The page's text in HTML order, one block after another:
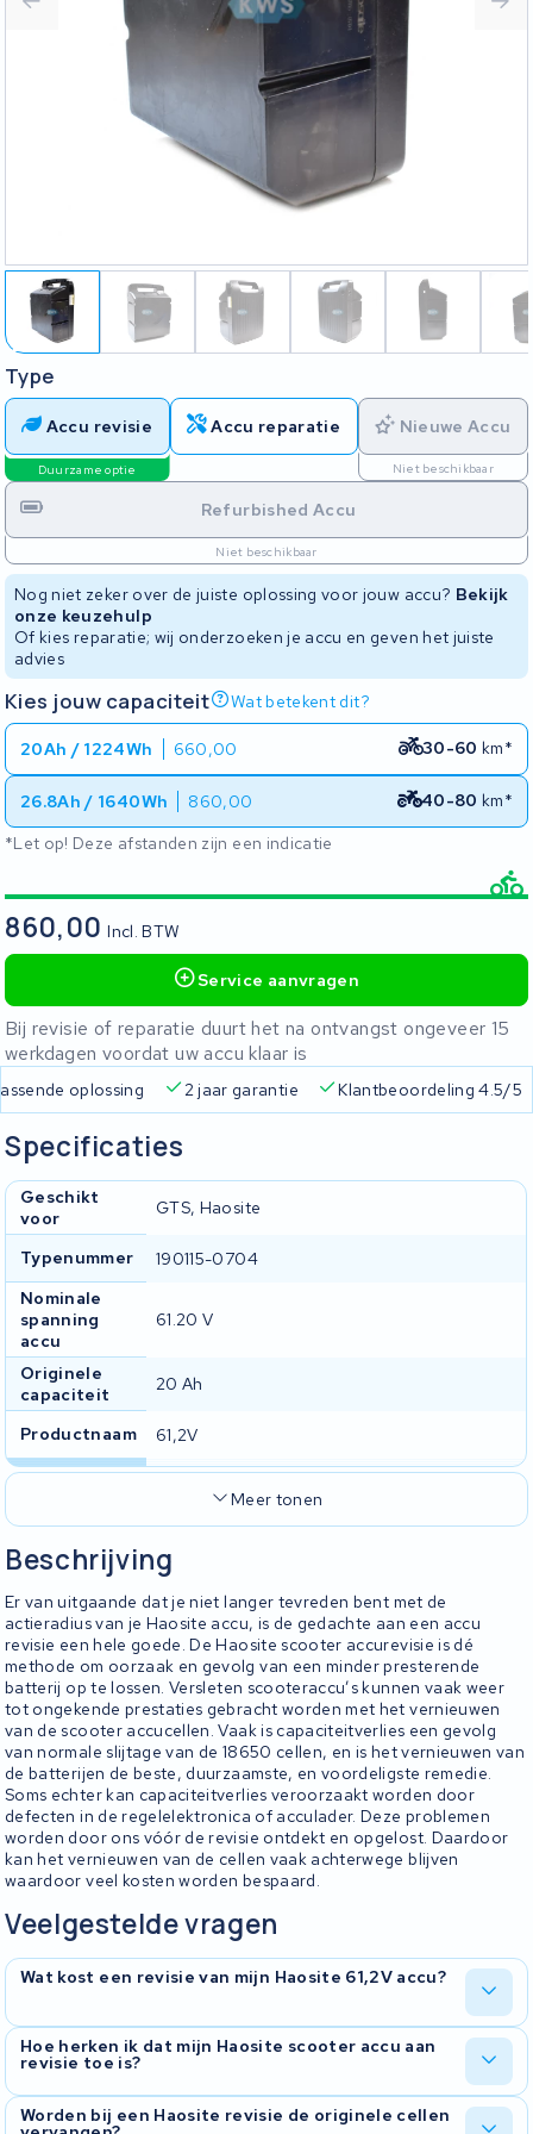
Type
Accu revisie
Duurzame optie
Accu reparatie Nieuwe Accu
Niet beschikbaar
Refurbished Accu
Niet beschikbaar
Nog niet zeker over de juiste oplossing voor jouw accu? Bekijk
onze keuzehulp
Of kies reparatie; wij onderzoeken je accu en geven het juiste
advies
Kies jouw capaciteit Wat betekent dit?
20Ah / 1224Wh 660,00 30-60 km*
26.8Ah / 1640Wh 860,00 40-80 km*
*Let op! Deze afstanden zijn een indicatie
860,00Incl. BTW
Service aanvragen
Bij revisie of reparatie duurt het na ontvangst ongeveer 15
werkdagen voordat uw accu klaar is
Gratis verzending Altijd een passende oplossing 2
Beschrijving
Er van uitgaande dat je niet langer tevreden bent met de
actieradius van je Haosite accu, is de gedachte aan een accu
revisie een hele goede. De Haosite scooter accurevisie is dé
methode om oorzaak en gevolg van een minder presterende
batterij op te lossen. Versleten scooteraccu’s kunnen vaak weer
tot ongekende prestaties gebracht worden met het vernieuwen
van de scooter accucellen. Vaak is capaciteitverlies een gevolg
van normale slijtage van de 18650 cellen, en is het vernieuwen van
de batterijen de beste, duurzaamste, en voordeligste remedie.
Soms echter kan capaciteitverlies veroorzaakt worden door
defecten in de regelelektronica of acculader. Deze problemen
worden door ons vóór de revisie ontdekt en opgelost. Daardoor
kan het vernieuwen van de cellen vaak achterwege blijven
waardoor veel kosten worden bespaard.
Specificaties
Geschikt
voor
GTS, Haosite
Typenummer
190115-0704
Nominale
spanning
accu
61.20 V
Originele
capaciteit
20 Ah
Productnaam 61,2V
Meer tonen
Veelgestelde vragen
Wat kost een revisie van mijn Haosite 61,2V accu?
De prijs van een Haosite accu revisie hangt af van de staat van je
pack en het type cellen dat we plaatsen. Na ontvangst krijg je een
gratis diagnose met een duidelijke prijsopgave, zonder
verplichtingen. Op alle revisies geven we 2 jaar garantie. Vanuit
Hoe herken ik dat mijn Haosite scooter accu aan
revisie toe is?
Typische signalen zijn een flink kortere actieradius dan je gewend
Worden bij een Haosite revisie de originele cellen